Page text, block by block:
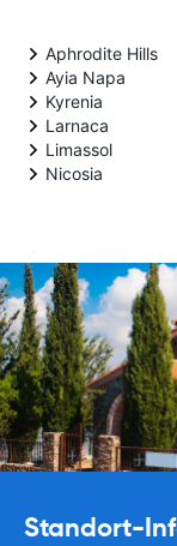
Aphrodite Hills
Ayia Napa
Kyrenia
Larnaca
Limassol
Nicosia
Standort-